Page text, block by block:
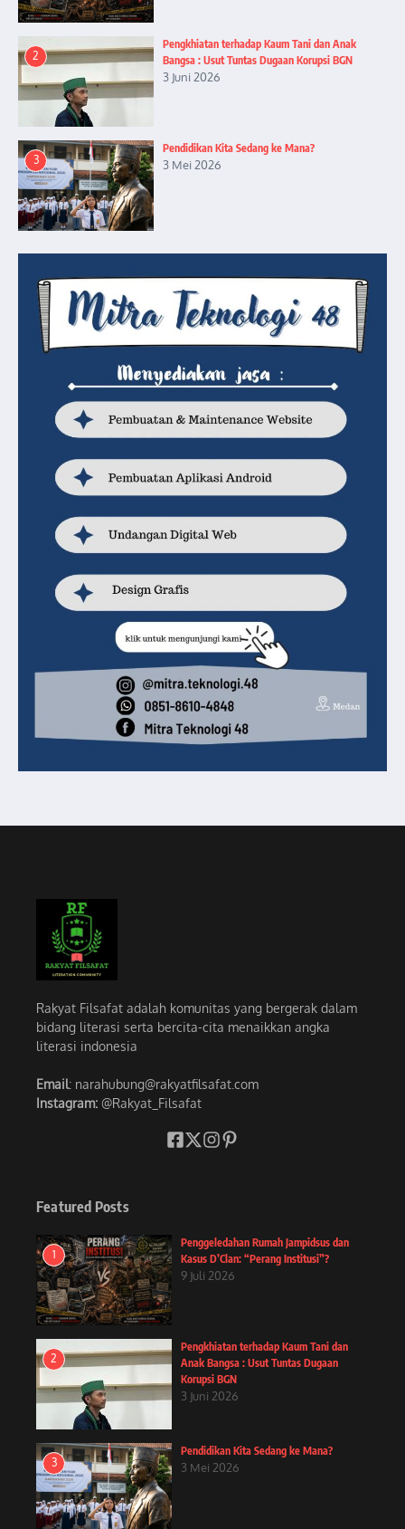
2
Pengkhiatan terhadap Kaum Tani dan Anak
Bangsa : Usut Tuntas Dugaan Korupsi BGN
3 Juni 2026
3
Pendidikan Kita Sedang ke Mana?
3 Mei 2026
Rakyat Filsafat adalah komunitas yang bergerak dalam
bidang literasi serta bercita-cita menaikkan angka
literasi indonesia
Email: narahubung@rakyatfilsafat.com
Instagram: @Rakyat_Filsafat
Featured Posts
1
Penggeledahan Rumah Jampidsus dan
Kasus D’Clan: “Perang Institusi”?
9 Juli 2026
2
Pengkhiatan terhadap Kaum Tani dan
Anak Bangsa : Usut Tuntas Dugaan
Korupsi BGN
3 Juni 2026
3
Pendidikan Kita Sedang ke Mana?
3 Mei 2026